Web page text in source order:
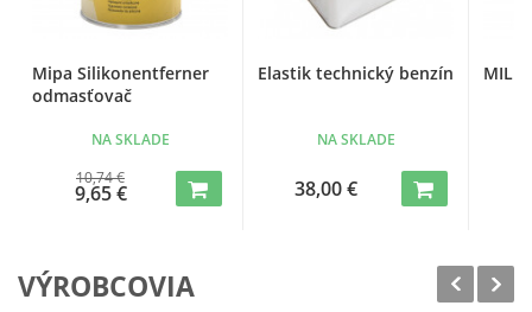
Mipa Silikonentferner
odmasťovač
NA SKLADE
10,74 €
9,65 €
Elastik technický benzín
NA SKLADE
38,00 €
VÝROBCOVIA